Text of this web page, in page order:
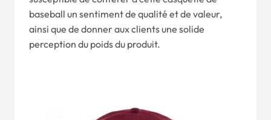
baseball un sentiment de qualité et de valeur,
ainsi que de donner aux clients une solide
perception du poids du produit.